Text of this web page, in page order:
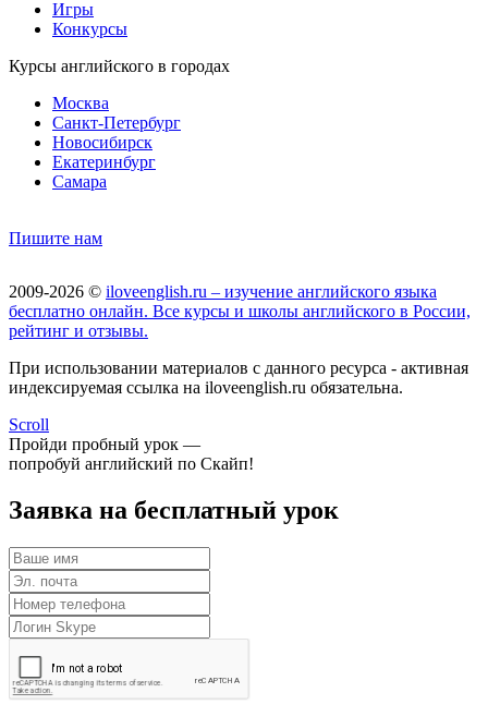
Игры
Конкурсы
Курсы английского в городах
Москва
Санкт-Петербург
Новосибирск
Екатеринбург
Самара
Пишите нам
2009-2026 © iloveenglish.ru – изучение английского языка
бесплатно онлайн. Все курсы и школы английского в России,
рейтинг и отзывы.
При использовании материалов с данного ресурса - активная
индексируемая ссылка на iloveenglish.ru обязательна.
Scroll
Пройди пробный урок —
попробуй английский по Скайп!
Заявка на бесплатный урок